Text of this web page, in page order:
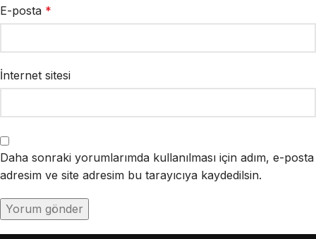
E-posta *
İnternet sitesi
Daha sonraki yorumlarımda kullanılması için adım, e-posta
adresim ve site adresim bu tarayıcıya kaydedilsin.